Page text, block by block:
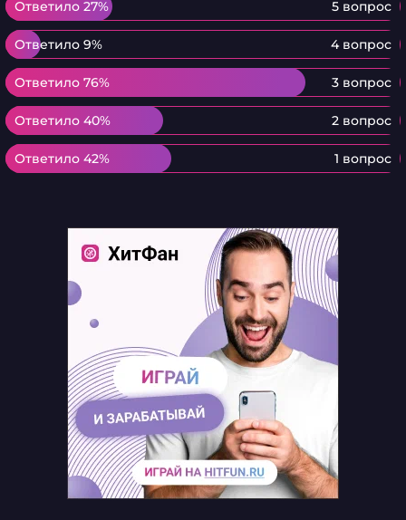
Ответило 27% 5 вопрос
Ответило 27%
Ответило 9% 4 вопрос
Ответило 9%
Ответило 76% 3 вопрос
Ответило 76%
Ответило 40% 2 вопрос
Ответило 40%
Ответило 42% 1 вопрос
Ответило 42%